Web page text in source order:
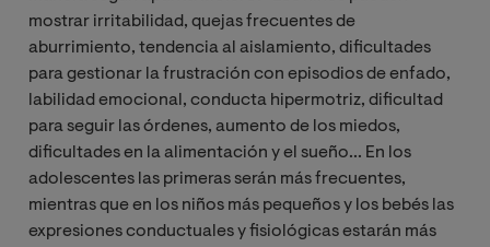
mostrar irritabilidad, quejas frecuentes de
aburrimiento, tendencia al aislamiento, dificultades
para gestionar la frustración con episodios de enfado,
labilidad emocional, conducta hipermotriz, dificultad
para seguir las órdenes, aumento de los miedos,
dificultades en la alimentación y el sueño... En los
adolescentes las primeras serán más frecuentes,
mientras que en los niños más pequeños y los bebés las
expresiones conductuales y fisiológicas estarán más